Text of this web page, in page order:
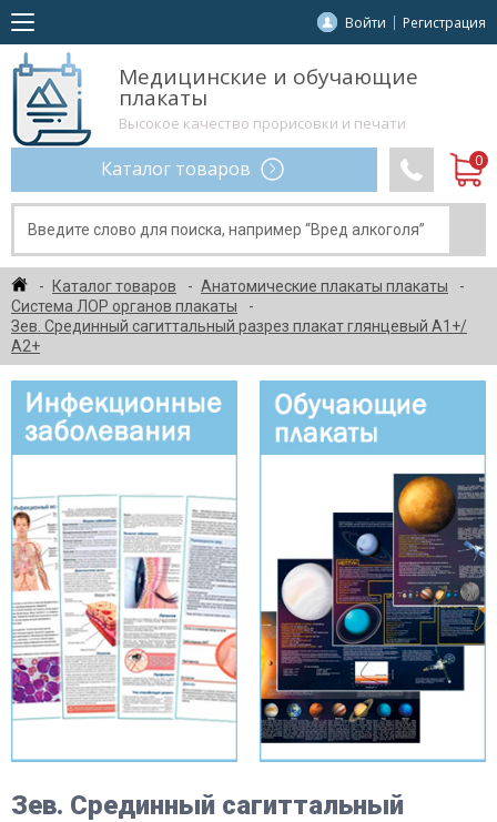
Войти Регистрация
Медицинские и обучающие
плакаты
Высокое качество прорисовки и печати
Каталог товаров
Каталог товаров
Анатомические плакаты плакаты
Система ЛОР органов плакаты
Зев. Срединный сагиттальный разрез плакат глянцевый А1+/
А2+
Зев. Срединный сагиттальный